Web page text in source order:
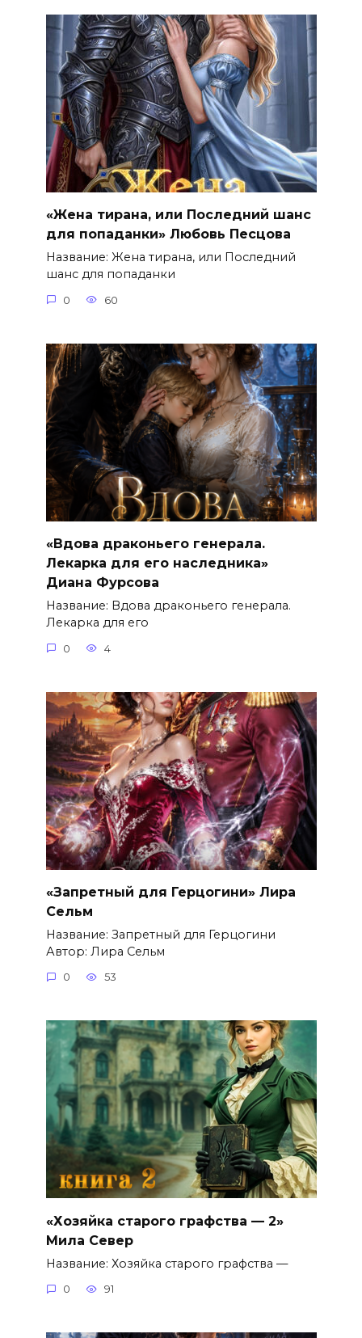
«Жена тирана, или Последний шанс
для попаданки» Любовь Песцова
Название: Жена тирана, или Последний
шанс для попаданки
0 60
«Вдова драконьего генерала.
Лекарка для его наследника»
Диана Фурсова
Название: Вдова драконьего генерала.
Лекарка для его
0 4
«Запретный для Герцогини» Лира
Сельм
Название: Запретный для Герцогини
Автор: Лира Сельм
0 53
«Хозяйка старого графства — 2»
Мила Север
Название: Хозяйка старого графства —
0 91